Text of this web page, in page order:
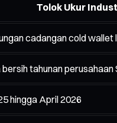
Tolok Ukur
cadangan cold wallet
tahunan
hingga April 2026